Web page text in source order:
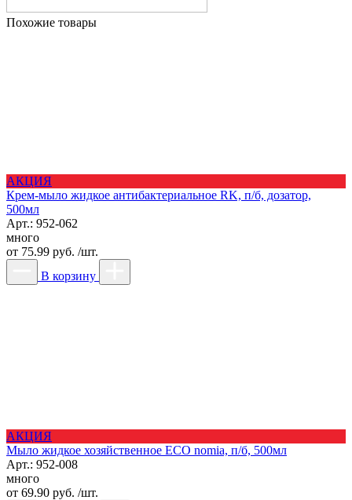
Похожие товары
АКЦИЯ
Крем-мыло жидкое антибактериальное RK, п/б, дозатор,
500мл
Арт.: 952-062
много
от 75.99 руб. /шт.
В корзину
АКЦИЯ
Мыло жидкое хозяйственное ECO nomia, п/б, 500мл
Арт.: 952-008
много
от 69.90 руб. /шт.